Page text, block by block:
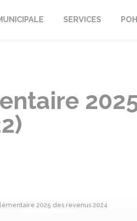
SERVICES
2025 des revenus 2024